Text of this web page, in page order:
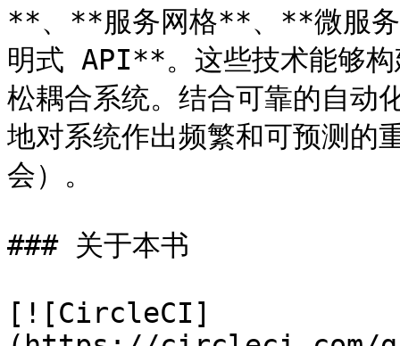
**、**服务网格**、**微服
明式 API**。这些技术能够构
松耦合系统。结合可靠的自动
地对系统作出频繁和可预测的
会）。
### 关于本书
[![CircleCI]